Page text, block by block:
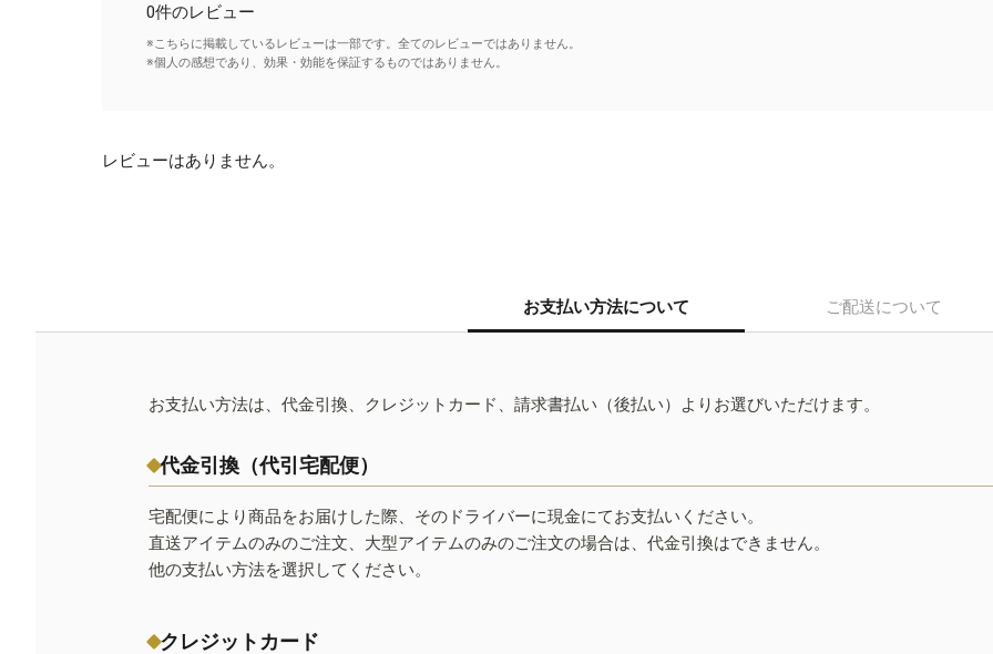
0件のレビュー
※こちらに掲載しているレビューは一部です。全てのレビューではありません。
※個人の感想であり、効果・効能を保証するものではありません。
レビューはありません。
お支払い方法について ご配送について
お支払い方法は、代金引換、クレジットカード、請求書払い（後払い）よりお選びいただけます。
代金引換（代引宅配便）
宅配便により商品をお届けした際、そのドライバーに現金にてお支払いください。
直送アイテムのみのご注文、大型アイテムのみのご注文の場合は、代金引換はできません。
他の支払い方法を選択してください。
クレジットカード